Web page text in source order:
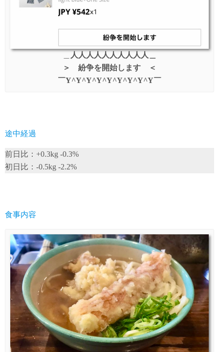
人人人人人人人人人人＿
＞ 紛争を開始します ＜
￣Y^Y^Y^Y^Y^Y^Y^Y^Y￣
途中経過
前日比：+0.3kg -0.3%
初日比：-0.5kg -2.2%
食事内容